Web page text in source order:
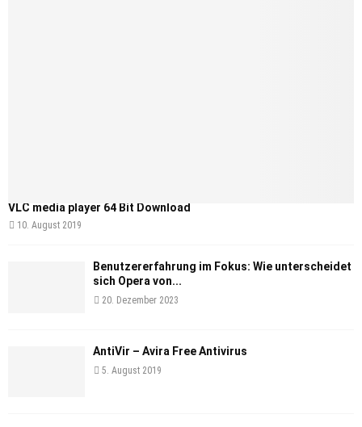
VLC media player 64 Bit Download
10. August 2019
Benutzererfahrung im Fokus: Wie unterscheidet
sich Opera von...
20. Dezember 2023
AntiVir – Avira Free Antivirus
5. August 2019